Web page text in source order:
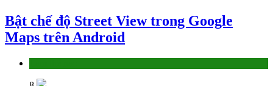
Bật chế độ Street View trong Google
Maps trên Android